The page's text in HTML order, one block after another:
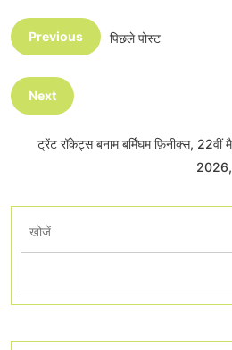
Previous पिछले पोस्ट
Next
ट्रेंट रॉकेट्स बनाम बर्मिंघम फ़िनीक्स, 22वीं
खोजें